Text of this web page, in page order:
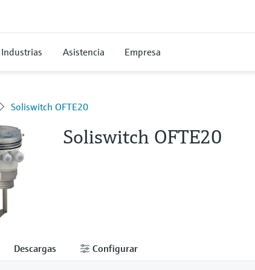
Industrias Asistencia Empresa
Soliswitch OFTE20
Soliswitch OFTE20
Descargas Configurar